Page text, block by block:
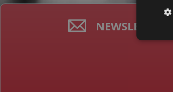
305
NEWSLETTER